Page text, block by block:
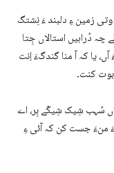
زمین ءِ دلبند ءَ نِشتگ
چہ دُراہیں استالاں جِتا
یا کہ آ منا گندگءَ اِنت
کنت۔
سُہب شِیک شِیکّے بِر، اے
منءَ جست کن کہ آئی ءِ